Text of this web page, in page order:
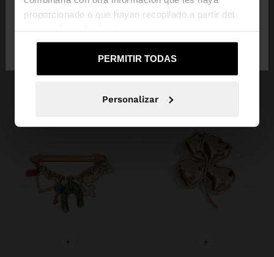
proporcionado o que hayan recopilado a partir del
PERMITIR TODAS
Personalizar
+ +